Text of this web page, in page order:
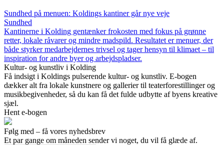
Sundhed på menuen: Koldings kantiner går nye veje
Sundhed
Kantinerne i Kolding gentænker frokosten med fokus på grønne
retter, lokale råvarer og mindre madspild. Resultatet er menuer, der
både styrker medarbejdernes trivsel og tager hensyn til klimaet – til
inspiration for andre byer og arbejdspladser.
Kultur- og kunstliv i Kolding
Få indsigt i Koldings pulserende kultur- og kunstliv. E-bogen
dækker alt fra lokale kunstnere og gallerier til teaterforestillinger og
musikbegivenheder, så du kan få det fulde udbytte af byens kreative
sjæl.
Hent e-bogen
Følg med – få vores nyhedsbrev
Et par gange om måneden sender vi noget, du vil få glæde af.